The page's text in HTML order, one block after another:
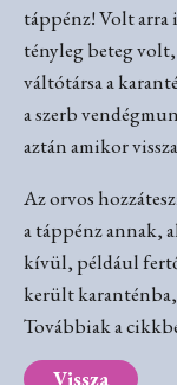
táppénz! Volt arra
tényleg beteg
váltótársa a
a szerb
aztán amikor
Az orvos
a táppénz annak,
kívül, például
került
Továbbiak a
Vissza